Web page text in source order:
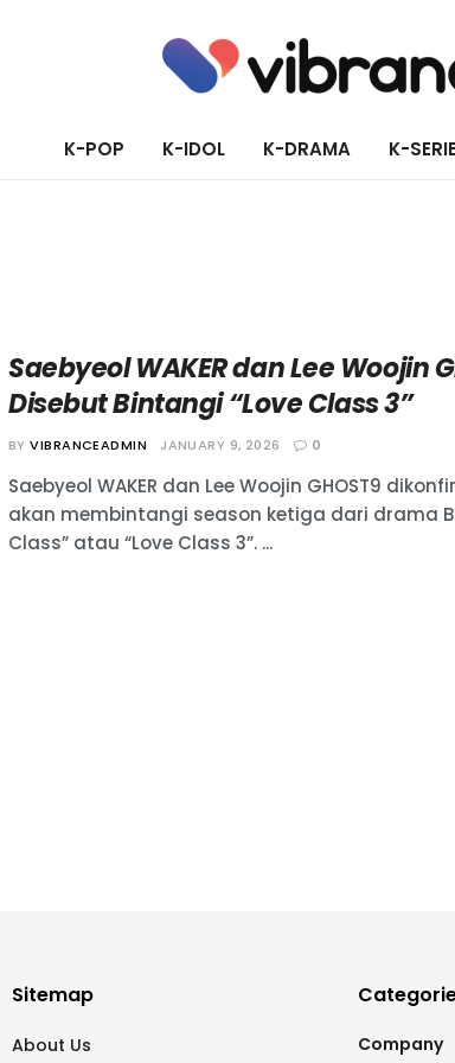
K-POP K-IDOL K-DRAMA K-
Saebyeol WAKER dan Lee Woojin
Disebut Bintangi “Love Class 3”
BY VIBRANCEADMIN JANUARY 9, 2026 0
Saebyeol WAKER dan Lee Woojin GHOST9
akan membintangi season ketiga dari drama
Class” atau “Love Class 3”. ...
Sitemap
About Us Company